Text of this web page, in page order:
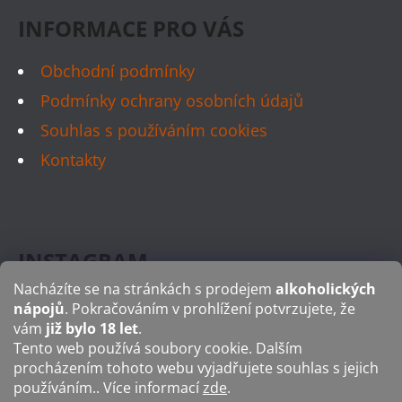
Nacházíte se na stránkách s prodejem alkoholických
nápojů. Pokračováním v prohlížení potvrzujete, že
vám již bylo 18 let.
Tento web používá soubory cookie. Dalším
procházením tohoto webu vyjadřujete souhlas s jejich
používáním.. Více informacízde.
INFORMACE PRO VÁS
Obchodní podmínky
Podmínky ochrany osobních údajů
Souhlas s používáním cookies
Kontakty
INSTAGRAM
FACEBOOK